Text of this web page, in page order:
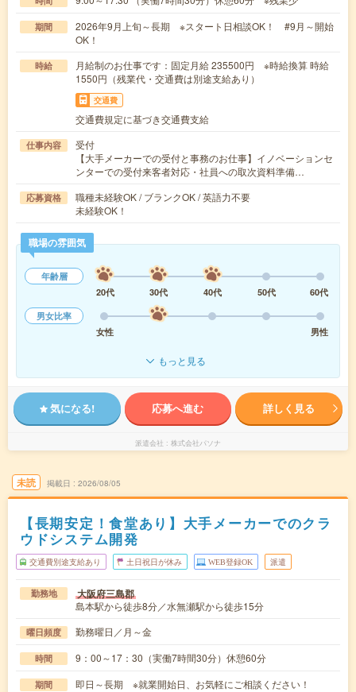
期間
2026年9月上旬～長期 ※スタート日相談OK！ #9月～開始
OK！
時給
月給制のお仕事です：固定月給 235500円 ※時給換算 時給
1550円（残業代・交通費は別途支給あり）
交通費
交通費規定に基づき交通費支給
仕事内容
受付
【大手メーカーでの受付と事務のお仕事】イノベーションセ
ンターでの受付来客者対応・社員への取次資料準備…
応募資格
職種未経験OK / ブランクOK / 英語力不要
未経験OK！
職場の雰囲気
年齢層
20代
30代 40代 50代
60代
男女比率
女性
男性
もっと見る
気になる! 応募へ進む 詳しく見る
派遣会社 株式会社パソナ
未読 掲載日 2026/08/05
【長期安定！食堂あり】大手メーカーでのクラ
ウドシステム開発
交通費別途支給あり 土日祝日が休み WEB登録OK 派遣
勤務地 大阪府三島郡
島本駅から徒歩8分／水無瀬駅から徒歩15分
曜日頻度 勤務曜日／月～金
時間 9：00～17：30（実働7時間30分）休憩60分
期間 即日～長期 ※就業開始日、お気軽にご相談ください！